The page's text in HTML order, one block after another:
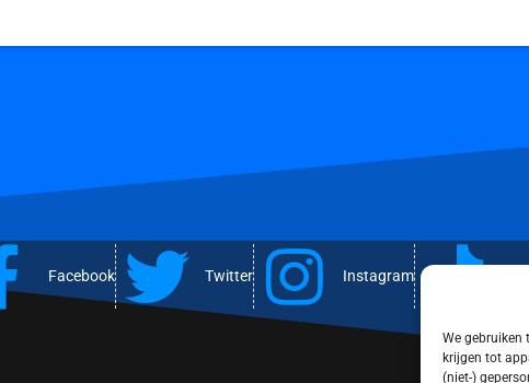
We
krijgen tot
(niet-)
Facebook Twitter Instagram